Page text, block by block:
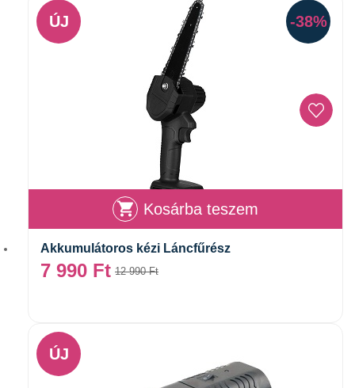
-38%
ÚJ
Kosárba teszem
Akkumulátoros kézi Láncfűrész
12 990Ft
7 990 Ft
ÚJ